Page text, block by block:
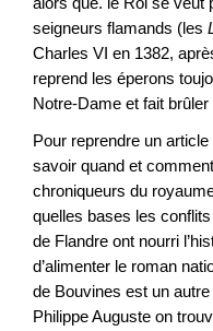
seigneurs flamands (les
Charles VI en 1382,
reprend les éperons
Notre-Dame et fait brûler
Pour reprendre un article
savoir quand et
chroniqueurs du
quelles bases les
de Flandre ont nourri
d’alimenter le roman
de Bouvines est un
Philippe Auguste on